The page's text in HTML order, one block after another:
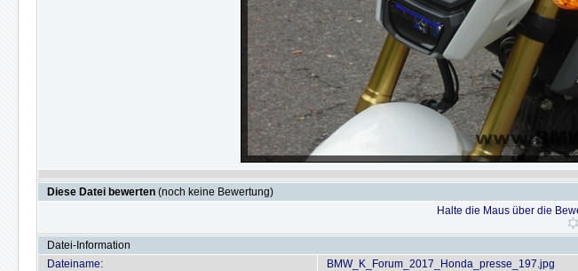
Diese Datei bewerten (noch keine Bewertung)
Halte die Maus über die
Datei-Information
Dateiname:
BMW_K_Forum_2017_Honda_presse_197.jpg